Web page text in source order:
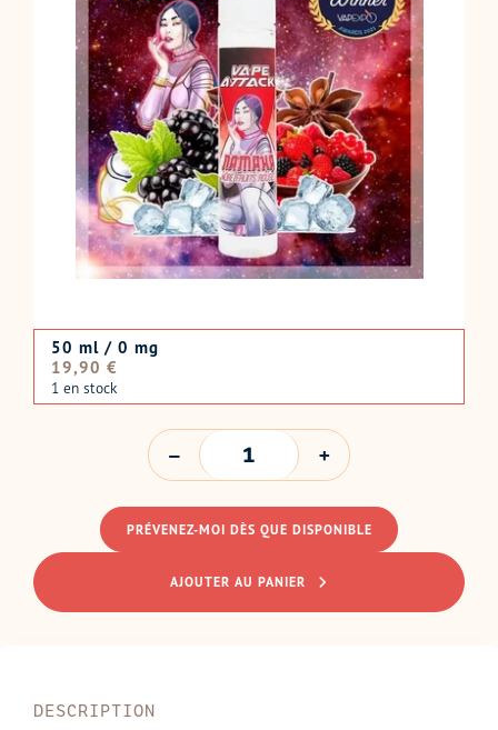
50 ml / 0 mg
Prix
normal
19,90 €
1 en stock
QUANTITÉ
PRÉVENEZ-MOI DÈS QUE DISPONIBLE
AJOUTER AU PANIER
DESCRIPTION